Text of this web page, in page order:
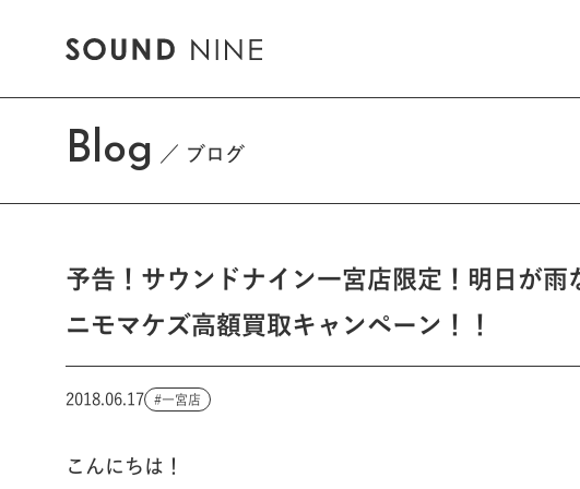
Blog ブログ
予告！サウンドナイン一宮店限定！明日が雨
ニモマケズ高額買取キャンペーン！！
2018.06.17 一宮店
こんにちは！